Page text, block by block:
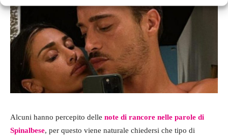
Alcuni hanno percepito delle note di rancore nelle parole di
Spinalbese, per questo viene naturale chiedersi che tipo di